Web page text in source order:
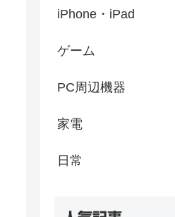
iPhone・iPad
ゲーム
PC周辺機器
家電
日常